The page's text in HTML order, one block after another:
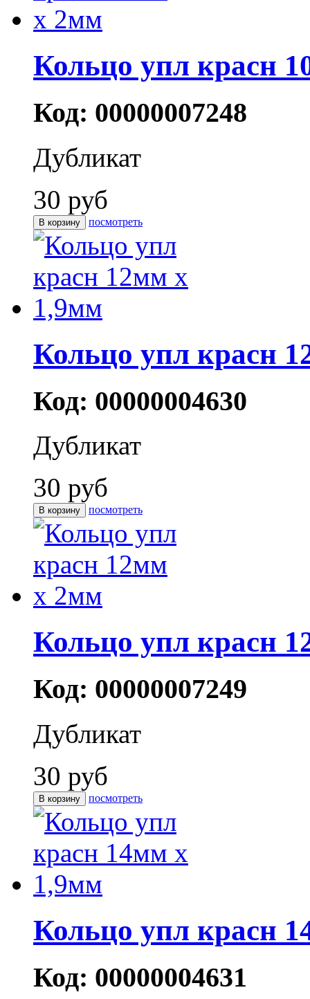
Кольцо упл красн
Код: 00000007248
Дубликат
30 руб
посмотреть
Кольцо упл красн
Код: 00000004630
Дубликат
30 руб
посмотреть
Кольцо упл красн
Код: 00000007249
Дубликат
30 руб
посмотреть
Кольцо упл красн
Код: 00000004631